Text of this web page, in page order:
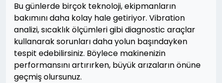
Bu günlerde birçok teknoloji, ekipmanların
bakımını daha kolay hale getiriyor. Vibration
analizi, sıcaklık ölçümleri gibi diagnostic araçlar
kullanarak sorunları daha yolun başındayken
tespit edebilirsiniz. Böylece makinenizin
performansını artırırken, büyük arızaların önüne
geçmiş olursunuz.